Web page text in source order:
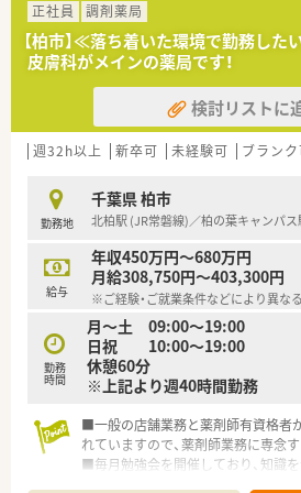
正社員
調剤薬局
【柏市】≪落ち着いた環境で勤務した
皮膚科がメインの薬局です！
検討リストに
週32h以上 新卒可 未経験可 ブラン
勤務地
千葉県 柏市
北柏駅 (JR常磐線)／柏の葉キャンパ
給与
年収450万円～680万円
月給308,750円～403,300円
※ご経験・ご就業条件などにより異なる
勤務
時間
月～土 09:00～19:00
日祝 10:00～19:00
休憩60分
※上記より週40時間勤務
■一般の店舗業務と薬剤師有資格者
れていますので、薬剤師業務に専念
■毎月勉強会を開催しており、知識